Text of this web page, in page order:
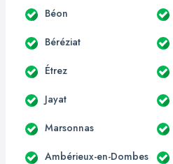
Béon
Béréziat
Étrez
Jayat
Marsonnas
Ambérieux-en-Dombes